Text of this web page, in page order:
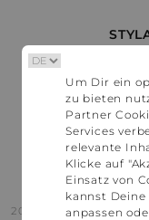
2016 - 2026 ©
Um Dir ein
zu bieten
Partner
Services
relevante
Klicke auf
Einsatz von
kannst
anpassen